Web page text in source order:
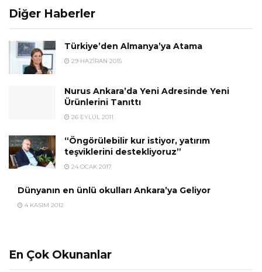
Diğer Haberler
Türkiye’den Almanya’ya Atama
29 HAZIRAN 2015
Nurus Ankara’da Yeni Adresinde Yeni
Ürünlerini Tanıttı
26 EYLÜL 2011
“Öngörülebilir kur istiyor, yatırım
teşviklerini destekliyoruz”
24 OCAK 2017
Dünyanın en ünlü okulları Ankara’ya Geliyor
4 KASIM 2012
En Çok Okunanlar